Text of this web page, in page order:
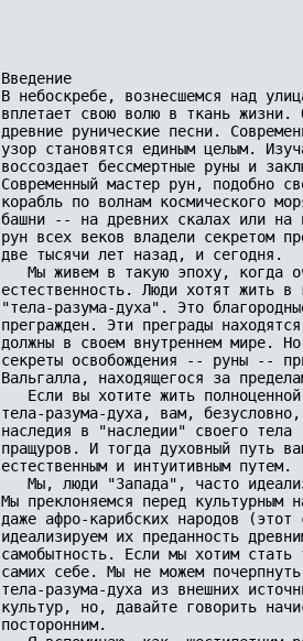
Введение
В небоскребе, вознесшемся над
вплетает свою волю в ткань
древние рунические песни.
узор становятся единым целым.
воссоздает бессмертные руны и
Современный мастер рун, подобно
корабль по волнам космического
башни -- на дpевних скалах или на
рун всех веков владели секретом
две тысячи лет назад, и сегодня.
Мы живем в такую эпоху, когда
естественность. Люди хотят жить
"тела-разума-духа". Это
прегражден. Эти преграды
должны в своем внутреннем мире.
секреты освобождения -- pуны --
Вальгалла, находящегося за
Если вы хотите жить
тела-разума-духа, вам,
наследия в "наследии" своего
пращуров. И тогда духовный путь
естественным и интуитивным путем.
Мы, люди "Запада", часто
Мы преклоняемся перед культурным
даже афро-карибских народов
идеализируем их преданность
самобытность. Если мы хотим
самих себе. Мы не можем
тела-разума-духа из внешних
культур, но, давайте говорить
посторонним.